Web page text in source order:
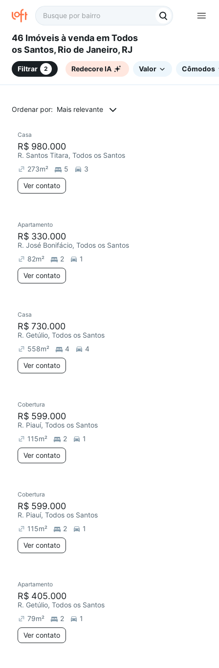
46 Imóveis à venda em Todos
os Santos, Rio de Janeiro, RJ
Filtrar 2 Redecore IA Valor Cômodos
Ordenar por: Mais relevante
Casa
R$ 980.000
R. Santos Titara, Todos os Santos
273m² 5
3
Ver contato
Redecorar
Apartamento
R$ 330.000
R. José Bonifácio, Todos os Santos
82m² 2
1
Ver contato
Casa
R$ 730.000
R. Getúlio, Todos os Santos
558m² 4
4
Ver contato
Chegou há 2 dias
Cobertura
R$ 599.000
R. Piauí, Todos os Santos
115m² 2
1
Ver contato
Chegou este mês
Cobertura
R$ 599.000
R. Piauí, Todos os Santos
115m² 2
1
Ver contato
Apartamento
R$ 405.000
R. Getúlio, Todos os Santos
79m² 2
1
Ver contato